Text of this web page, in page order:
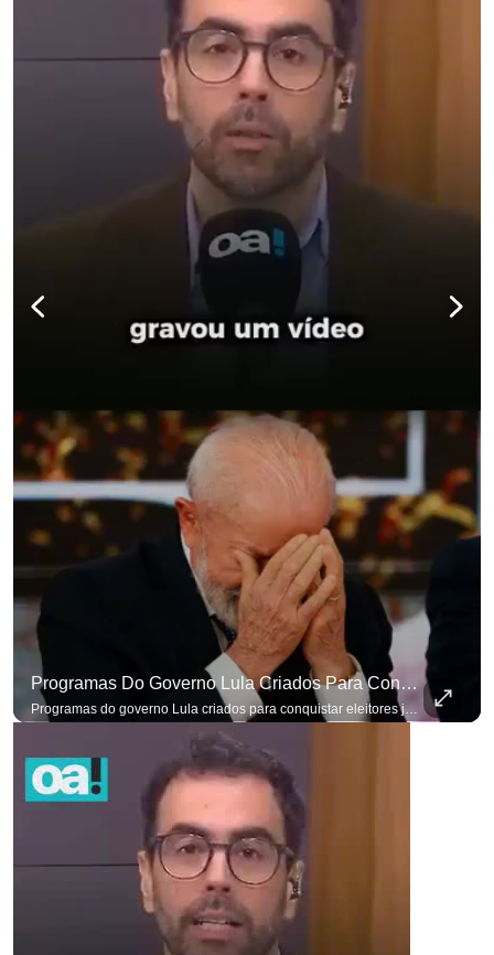
Programas Do Governo Lula Criados Para Conquistar Eleitores Já Não Têm Mais O Mesmo Efeito
Programas do governo Lula criados para conquistar eleitores já não têm o mesmo efeito de campanhas anteriores. #OAntagonista Se você busca informação com credibilidade, inscreva-se agora e ative o